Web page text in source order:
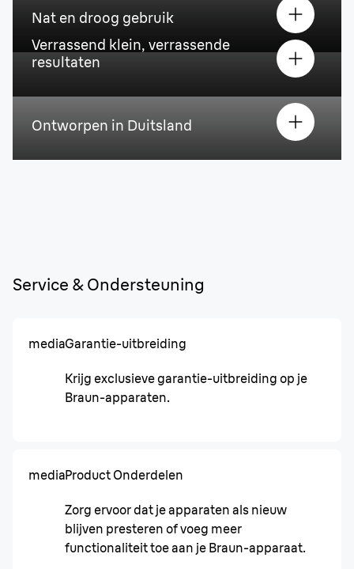
Nat en droog gebruik
Verrassend klein, verrassende
resultaten
Ontworpen in Duitsland
Service & Ondersteuning
mediaGarantie-uitbreiding
Krijg exclusieve garantie-uitbreiding op je
Braun-apparaten.
mediaProduct Onderdelen
Zorg ervoor dat je apparaten als nieuw
blijven presteren of voeg meer
functionaliteit toe aan je Braun-apparaat.